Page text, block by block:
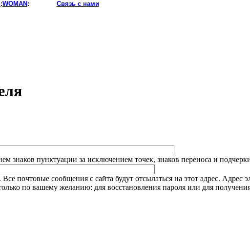
:WOMAN : Связь с нами
знаков пунктуации за исключением точек, знаков переноса и
почтовые сообщения с сайта будут отсылаться на этот адрес. Адрес
по вашему желанию: для восстановления пароля или для